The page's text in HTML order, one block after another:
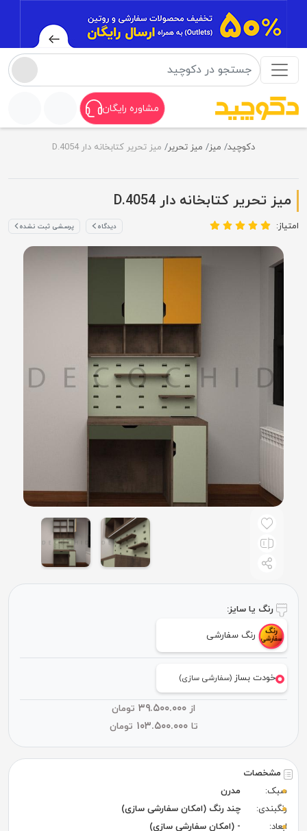
مشاوره رایگان
دکوچید میز میز تحریر میز تحریر کتابخانه دار D.4054
میز تحریر کتابخانه دار D.4054
امتیاز: دیدگاه پرسشی ثبت نشده
مشخصات
سبک:
مدرن
رنگبندی:
چند رنگ (امکان سفارشی سازی)
ابعاد:
- (امکان سفارشی سازی)
رنگ یا سایز:
رنگ سفارشی
خودت بساز(سفارشی سازی)
از۳۹.۵۰۰.۰۰۰
تومان
تا ۱۰۳.۵۰۰.۰۰۰ تومان